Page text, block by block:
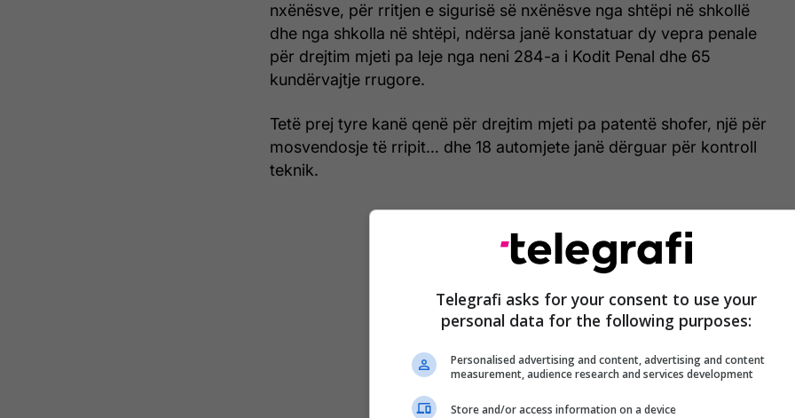
nxënësve, për rritjen e sigurisë së nxënësve nga shtëpi në shkollë
dhe nga shkolla në shtëpi, ndërsa janë konstatuar dy vepra penale
për drejtim mjeti pa leje nga neni 284-a i Kodit Penal dhe 65
kundërvajtje rrugore.
Tetë prej tyre kanë qenë për drejtim mjeti pa patentë shofer, një për
mosvendosje të rripit… dhe 18 automjete janë dërguar për kontroll
teknik.
Telegrafi asks for your consent to use your
personal data for the following purposes:
Personalised advertising and content, advertising and content
measurement, audience research and services development
Store and/or access information on a device